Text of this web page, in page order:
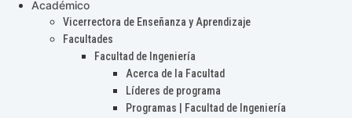
Académico
Vicerrectora de Enseñanza y Aprendizaje
Facultades
Facultad de Ingeniería
Acerca de la Facultad
Líderes de programa
Programas | Facultad de Ingeniería